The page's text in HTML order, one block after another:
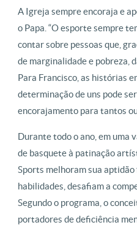
A Igreja sempre encoraja e
o Papa. “O esporte sempre
contar sobre pessoas que,
de marginalidade e pobreza,
Para Francisco, as histórias
determinação de uns pode
encorajamento para tantos
Durante todo o ano, em uma
de basquete à patinação
Sports melhoram sua
habilidades, desafiam a
Segundo o programa, o
portadores de deficiência